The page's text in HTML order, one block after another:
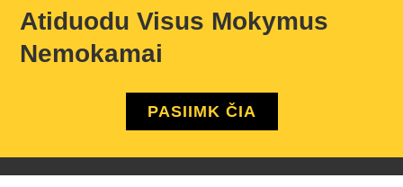
Atiduodu Visus Mokymus
Nemokamai
PASIIMK ČIA